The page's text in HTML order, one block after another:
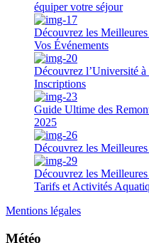
équiper votre séjour
Découvrez les
Vos Événements
Découvrez l’Université
Inscriptions
Guide Ultime des
2025
Découvrez les
Découvrez les
Tarifs et Activités
Mentions légales
Météo